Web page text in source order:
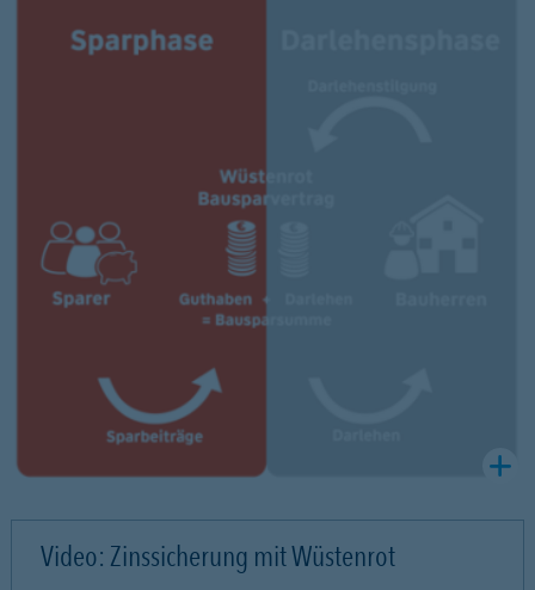
Video: Zinssicherung mit Wüstenrot